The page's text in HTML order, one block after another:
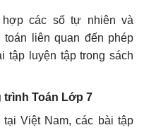
các số tự nhiên và
liên quan đến phép
tập luyện tập trong sách
trình Toán Lớp 7
Việt Nam, các bài tập